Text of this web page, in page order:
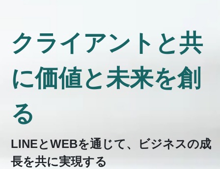
クライアントと共
に価値と未来を創
る
LINEとWEBを通じて、ビジネスの成
長を共に実現する